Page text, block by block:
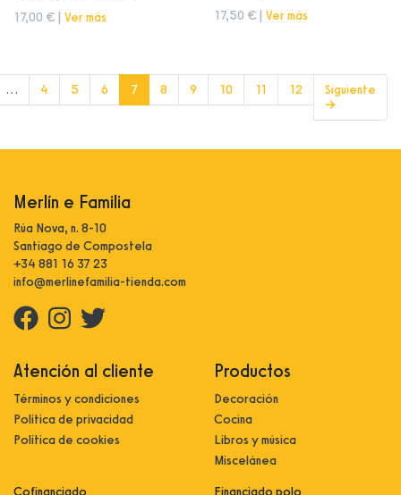
17,00 € | Ver más 17,50 € | Ver más
… 4 5 6 7 (current)
8 9 10 11 12
Siguiente
→
Merlín e Familia
Rúa Nova, n. 8-10
Santiago de Compostela
+34 881 16 37 23
info@merlinefamilia-tienda.com
Atención al cliente
Términos y condiciones
Política de privacidad
Política de cookies
Productos
Decoración
Cocina
Libros y música
Miscelánea